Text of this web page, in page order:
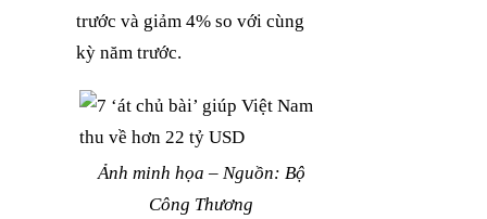
trước và giảm 4% so với cùng
kỳ năm trước.
Ảnh minh họa – Nguồn: Bộ
Công Thương